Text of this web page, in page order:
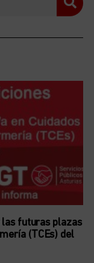
las futuras plazas
(TCEs) del